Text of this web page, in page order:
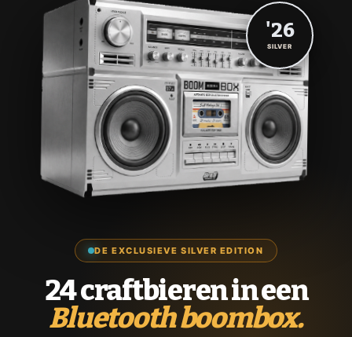
DE EXCLUSIEVE SILVER EDITION
24 craftbieren in een
Bluetooth boombox.
'26
SILVER